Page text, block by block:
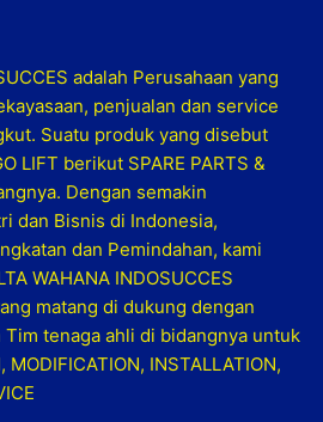
adalah Perusahaan yang
penjualan dan service
Suatu produk yang disebut
LIFT berikut SPARE PARTS &
Dengan semakin
dan Bisnis di Indonesia,
dan Pemindahan, kami
WAHANA INDOSUCCES
matang di dukung dengan
tenaga ahli di bidangnya untuk
MODIFICATION, INSTALLATION,